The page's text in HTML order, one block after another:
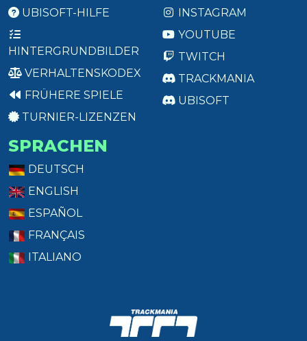
UBISOFT-HILFE
HINTERGRUNDBILDER
VERHALTENSKODEX
FRÜHERE SPIELE
TURNIER-LIZENZEN
INSTAGRAM
YOUTUBE
TWITCH
TRACKMANIA
UBISOFT
SPRACHEN
DEUTSCH
ENGLISH
ESPAÑOL
FRANÇAIS
ITALIANO